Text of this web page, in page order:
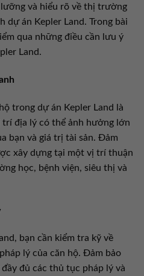
và hiểu rõ về thị trường
dự án Kepler Land. Trong bài
qua những điều cần lưu ý
Land.
trong dự án Kepler Land là
địa lý có thể ảnh hưởng lớn
bạn và giá trị tài sản. Đảm
xây dựng tại một vị trí thuận
học, bệnh viện, siêu thị và
bạn cần kiểm tra kỹ về
lý của căn hộ. Đảm bảo
đủ các thủ tục pháp lý và